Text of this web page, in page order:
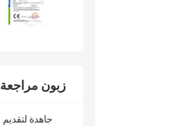
زبون مراجعة